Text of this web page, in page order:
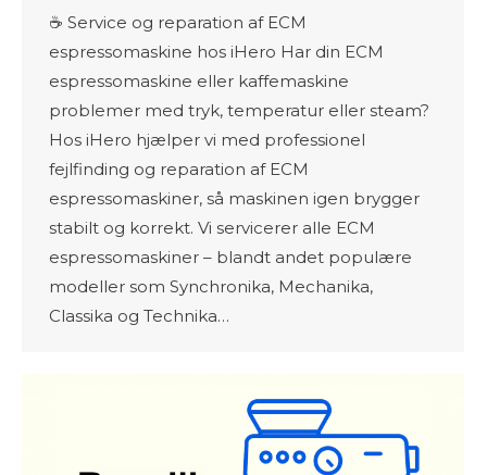
☕ Service og reparation af ECM
espressomaskine hos iHero Har din ECM
espressomaskine eller kaffemaskine
problemer med tryk, temperatur eller steam?
Hos iHero hjælper vi med professionel
fejlfinding og reparation af ECM
espressomaskiner, så maskinen igen brygger
stabilt og korrekt. Vi servicerer alle ECM
espressomaskiner – blandt andet populære
modeller som Synchronika, Mechanika,
Classika og Technika…